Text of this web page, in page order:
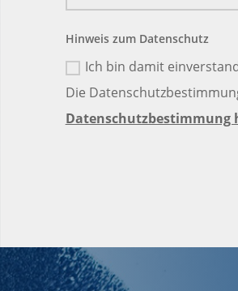
Hinweis zum Datenschutz
Ich bin damit
Die
Datenschutzbestimmung